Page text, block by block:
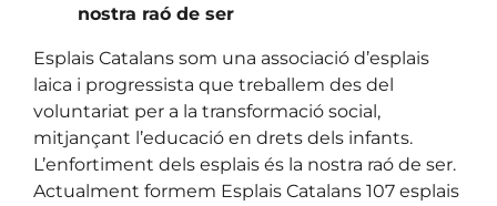
nostra raó de ser
Esplais Catalans som una associació d’esplais
laica i progressista que treballem des del
voluntariat per a la transformació social,
mitjançant l’educació en drets dels infants.
L’enfortiment dels esplais és la nostra raó de ser.
Actualment formem Esplais Catalans 107 esplais